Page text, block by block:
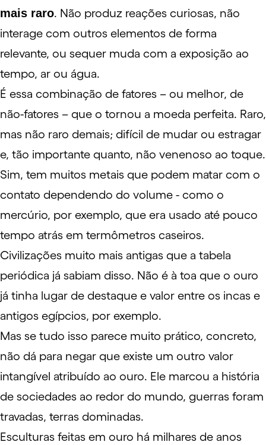
mais raro. Não produz reações curiosas, não
interage com outros elementos de forma
relevante, ou sequer muda com a exposição ao
tempo, ar ou água.
É essa combinação de fatores – ou melhor, de
não-fatores – que o tornou a moeda perfeita. Raro,
mas não raro demais; difícil de mudar ou estragar
e, tão importante quanto, não venenoso ao toque.
Sim, tem muitos metais que podem matar com o
contato dependendo do volume - como o
mercúrio, por exemplo, que era usado até pouco
tempo atrás em termômetros caseiros.
Civilizações muito mais antigas que a tabela
periódica já sabiam disso. Não é à toa que o ouro
já tinha lugar de destaque e valor entre os incas e
antigos egípcios, por exemplo.
Mas se tudo isso parece muito prático, concreto,
não dá para negar que existe um outro valor
intangível atribuído ao ouro. Ele marcou a história
de sociedades ao redor do mundo, guerras foram
travadas, terras dominadas.
Esculturas feitas em ouro há milhares de anos